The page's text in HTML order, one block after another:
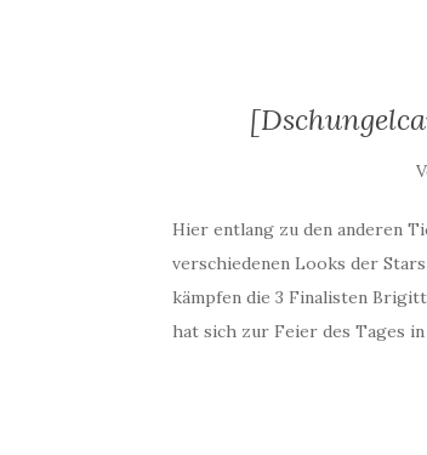
Hier entlang zu den anderen
verschiedenen Looks der
kämpfen die 3 Finalisten
hat sich zur Feier des Tages